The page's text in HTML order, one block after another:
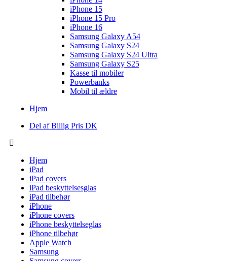
iPhone 15
iPhone 15 Pro
iPhone 16
Samsung Galaxy A54
Samsung Galaxy S24
Samsung Galaxy S24 Ultra
Samsung Galaxy S25
Kasse til mobiler
Powerbanks
Mobil til ældre
Hjem
Del af Billig Pris DK
Hjem
iPad
iPad covers
iPad beskyttelsesglas
iPad tilbehør
iPhone
iPhone covers
iPhone beskyttelseglas
iPhone tilbehør
Apple Watch
Samsung